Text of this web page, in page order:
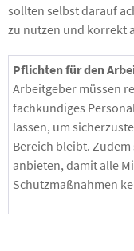
sollten selbst darauf
zu nutzen und korrekt
Pflichten für den
Arbeitgeber müssen
fachkundiges
lassen, um
Bereich bleibt.
anbieten, damit alle
Schutzmaßnahmen